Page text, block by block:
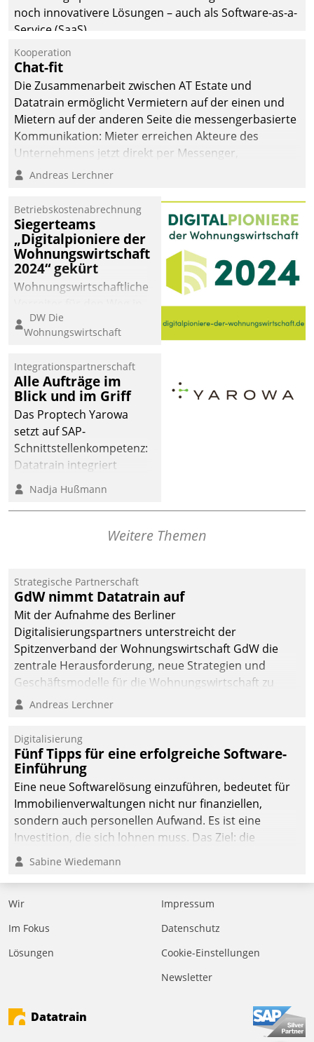
Partner sowie erstmals
agile Projektmethoden.
noch innovativere Lösungen – auch als Software-as-a-
Service (SaaS).
Kooperation
Chat-fit
Die Zusammenarbeit zwischen AT Estate und
Datatrain ermöglicht Vermietern auf der einen und
Mietern auf der anderen Seite die messengerbasierte
Kommunikation: Mieter erreichen Akteure des
Unternehmens jetzt direkt per Messenger,
Mitarbeiter oder Dienstleister empfangen oder
Andreas Lerchner
Betriebskostenabrechnung
Siegerteams
„Digitalpioniere der
Wohnungswirtschaft
2024“ gekürt
Wohnungswirtschaftliche
eine digitale Zukunft zu
finden, ist das Ziel des
der
Wohnungswirtschaft“.
Bewerben können sich
dafür ein Team
bestehend aus
Wohnungsunternehmen
und PropTech.
DW Die
Wohnungswirtschaft
Integrationspartnerschaft
Alle Aufträge im
Blick und im Griff
Das Proptech Yarowa
setzt auf SAP-
Schnittstellenkompetenz:
Datatrain integriert
Yarowas Portal zur
Vergabe und Verwaltung
von Aufträgen der
deutscher
Wohnungsunternehmen
– und beschleunigt damit
den Weg vom
Mieteranliegen zum
Dienstleisterauftrag.
Nadja Hußmann
Weitere Themen
Strategische Partnerschaft
GdW nimmt Datatrain auf
Mit der Aufnahme des Berliner
Digitalisierungspartners unterstreicht der
Spitzenverband der Wohnungswirtschaft GdW die
zentrale Herausforderung, neue Strategien und
Geschäftsmodelle für die Wohnungswirtschaft zu
entwickeln.
Andreas Lerchner
Digitalisierung
Fünf Tipps für eine erfolgreiche Software-
Einführung
Eine neue Softwarelösung einzuführen, bedeutet für
Immobilienverwaltungen nicht nur finanziellen,
sondern auch personellen Aufwand. Es ist eine
Investition, die sich lohnen muss. Das Ziel: die
nachhaltige Optimierung der Geschäftsabläufe. Damit
dieses Ziel erreicht wird, sollten einige Grundregeln
befolgt werden.
Sabine Wiedemann
Wir
Im Fokus
Lösungen
Impressum
Datenschutz
Cookie-Einstellungen
Newsletter
Datatrain